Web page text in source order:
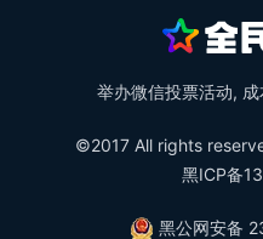
举办微信投票活动,
©2017 All rights
黑ICP备
黑公网安备